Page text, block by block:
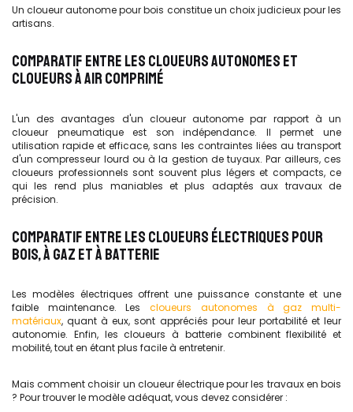
Un cloueur autonome pour bois constitue un choix judicieux pour les
artisans.
COMPARATIF ENTRE LES CLOUEURS AUTONOMES ET
CLOUEURS À AIR COMPRIMÉ
L'un des avantages d'un cloueur autonome par rapport à un
cloueur pneumatique est son indépendance. Il permet une
utilisation rapide et efficace, sans les contraintes liées au transport
d'un compresseur lourd ou à la gestion de tuyaux. Par ailleurs, ces
cloueurs professionnels sont souvent plus légers et compacts, ce
qui les rend plus maniables et plus adaptés aux travaux de
précision.
COMPARATIF ENTRE LES CLOUEURS ÉLECTRIQUES POUR
BOIS, À GAZ ET À BATTERIE
Les modèles électriques offrent une puissance constante et une
faible maintenance. Lescloueurs autonomes à gaz multi-
matériaux, quant à eux, sont appréciés pour leur portabilité et leur
autonomie. Enfin, les cloueurs à batterie combinent flexibilité et
mobilité, tout en étant plus facile à entretenir.
Mais comment choisir un cloueur électrique pour les travaux en bois
? Pour trouver le modèle adéquat, vous devez considérer :